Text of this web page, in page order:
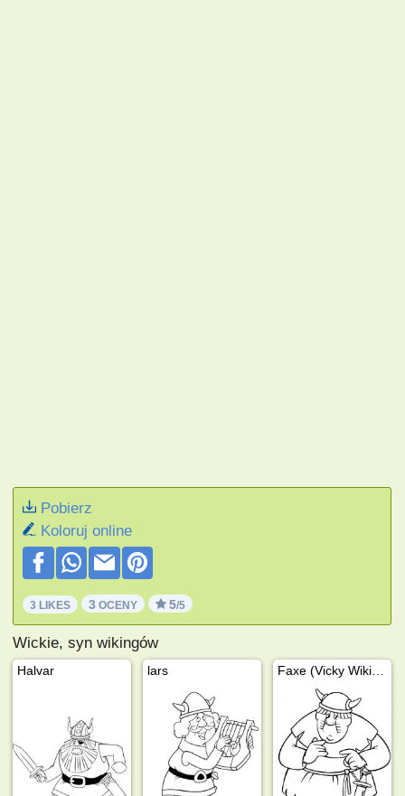
Pobierz
Koloruj online
3 LIKES 3 OCENY 5/5
Wickie, syn wikingów
Halvar lars